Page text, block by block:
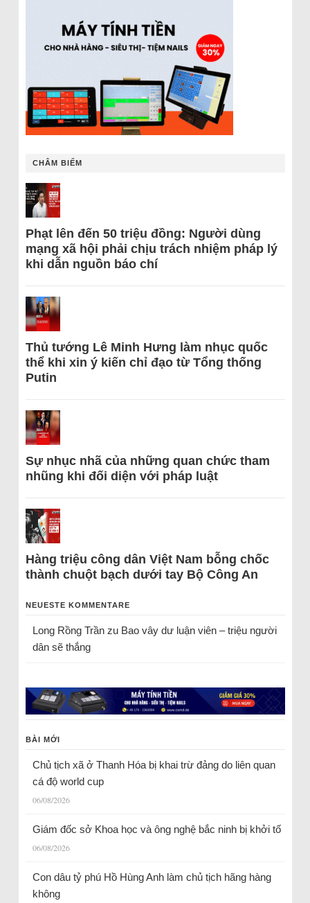
CHÂM BIẾM
Phạt lên đến 50 triệu đồng: Người dùng
mạng xã hội phải chịu trách nhiệm pháp lý
khi dẫn nguồn báo chí
Thủ tướng Lê Minh Hưng làm nhục quốc
thể khi xin ý kiến chỉ đạo từ Tổng thống
Putin
Sự nhục nhã của những quan chức tham
nhũng khi đối diện với pháp luật
Hàng triệu công dân Việt Nam bỗng chốc
thành chuột bạch dưới tay Bộ Công An
NEUESTE KOMMENTARE
Long Rồng Trầnzu Bao vây dư luận viên – triệu người
dân sẽ thắng
BÀI MỚI
Chủ tịch xã ở Thanh Hóa bị khai trừ đảng do liên quan
cá độ world cup
06/08/2026
Giám đốc sở Khoa học và ông nghệ bắc ninh bị khởi tố
06/08/2026
Con dâu tỷ phú Hồ Hùng Anh làm chủ tịch hãng hàng
không